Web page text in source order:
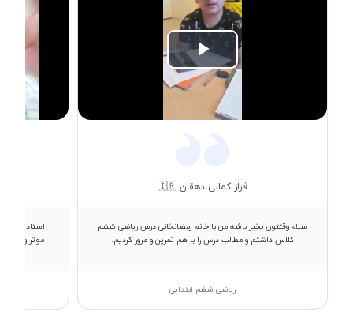
Play
Video
فراز کمالی دهقان 🇮🇷
سلام وقتتون بخیر باشه من با خانم رمضانخانی درس ریاضی ششم
کلاس داشتم و مطالب درس را با هم تمرین و مرور کردیم.
ریاضی ششم ابتدایی
استاد تاج
موثر و جذاب